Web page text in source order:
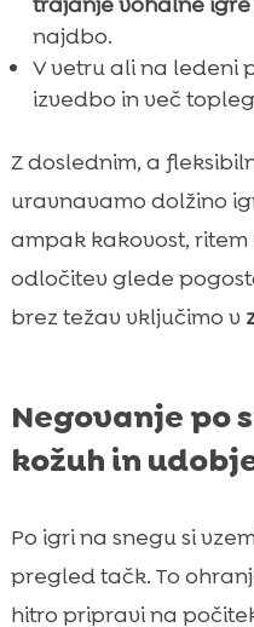
najdbo.
V vetru ali na ledeni
izvedbo in več
Z doslednim, a
uravnavamo dolžino
ampak kakovost,
odločitev glede
brez težav vključimo v
Negovanje po
kožuh in
Po igri na snegu si
pregled tačk. To
hitro pripravi na